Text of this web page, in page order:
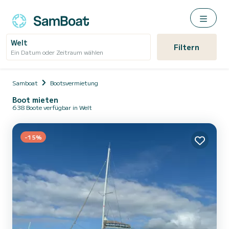
Welt
Ein Datum oder Zeitraum wählen Filtern
Samboat Bootsvermietung
Boot mieten
638 Boote verfügbar in Welt
-15%